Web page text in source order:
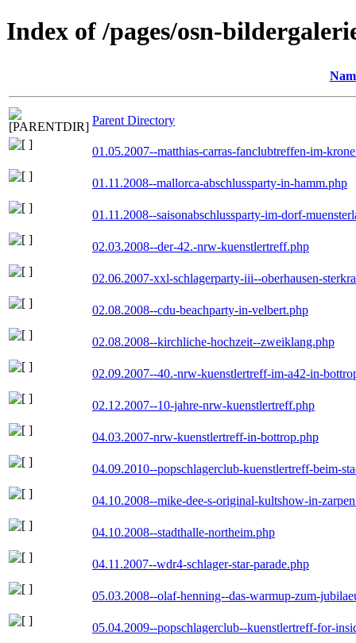
Index of /pages/osn-
Parent Directory
01.05.2007--matthias-carras-fanclubtreffen-im-
01.11.2008--mallorca-abschlussparty-in-hamm.php
01.11.2008--saisonabschlussparty-im-dorf-
02.03.2008--der-42.-nrw-kuenstlertreff.php
02.06.2007-xxl-schlagerparty-iii--oberhausen-
02.08.2008--cdu-beachparty-in-velbert.php
02.08.2008--kirchliche-hochzeit--zweiklang.php
02.09.2007--40.-nrw-kuenstlertreff-im-a42-in-
02.12.2007--10-jahre-nrw-kuenstlertreff.php
04.03.2007-nrw-kuenstlertreff-in-bottrop.php
04.09.2010--popschlagerclub-kuenstlertreff-beim-
04.10.2008--mike-dee-s-original-kultshow-in-
04.10.2008--stadthalle-northeim.php
04.11.2007--wdr4-schlager-star-parade.php
05.03.2008--olaf-henning--das-warmup-zum-
05.04.2009--popschlagerclub--kuenstlertreff-for-